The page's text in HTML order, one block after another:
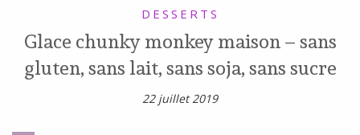
DESSERTS
Glace chunky monkey maison – sans
gluten, sans lait, sans soja, sans sucre
22 juillet 2019